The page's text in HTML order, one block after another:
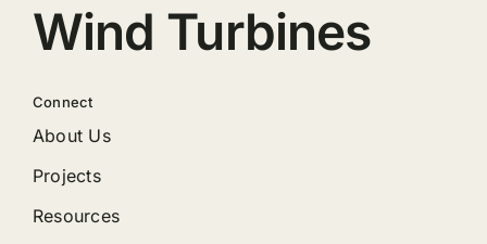
Wind Turbines
Connect
About Us
Projects
Resources